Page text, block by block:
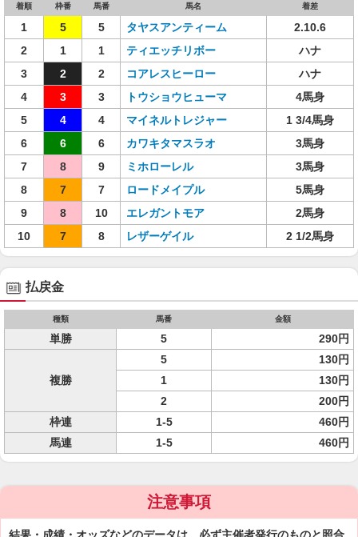
着順 枠番 馬番 馬名 着差
1 5 5 タヤスアンティーム
2.10.6
2
1 1 ティエッチリボー
ハナ
3
2 2 コアレスヒーロー
ハナ
4
3 3 トウショウヒューマ
4馬身
5
4 4 マイネルトレジャー
1 3/4馬身
6
6 6 カワキタマスラオ
3馬身
7
8 9 ミホローレル
3馬身
8
7 7 ロードメイプル
5馬身
9
8 10 エレガントモア
2馬身
10
7 8 レザーゲイル 2 1/2馬身
払戻金
種類 馬番 金額
単勝 5 290円
複勝
5
130円
1
130円
2
200円
枠連
1-5
460円
馬連
1-5 460円
注意事項